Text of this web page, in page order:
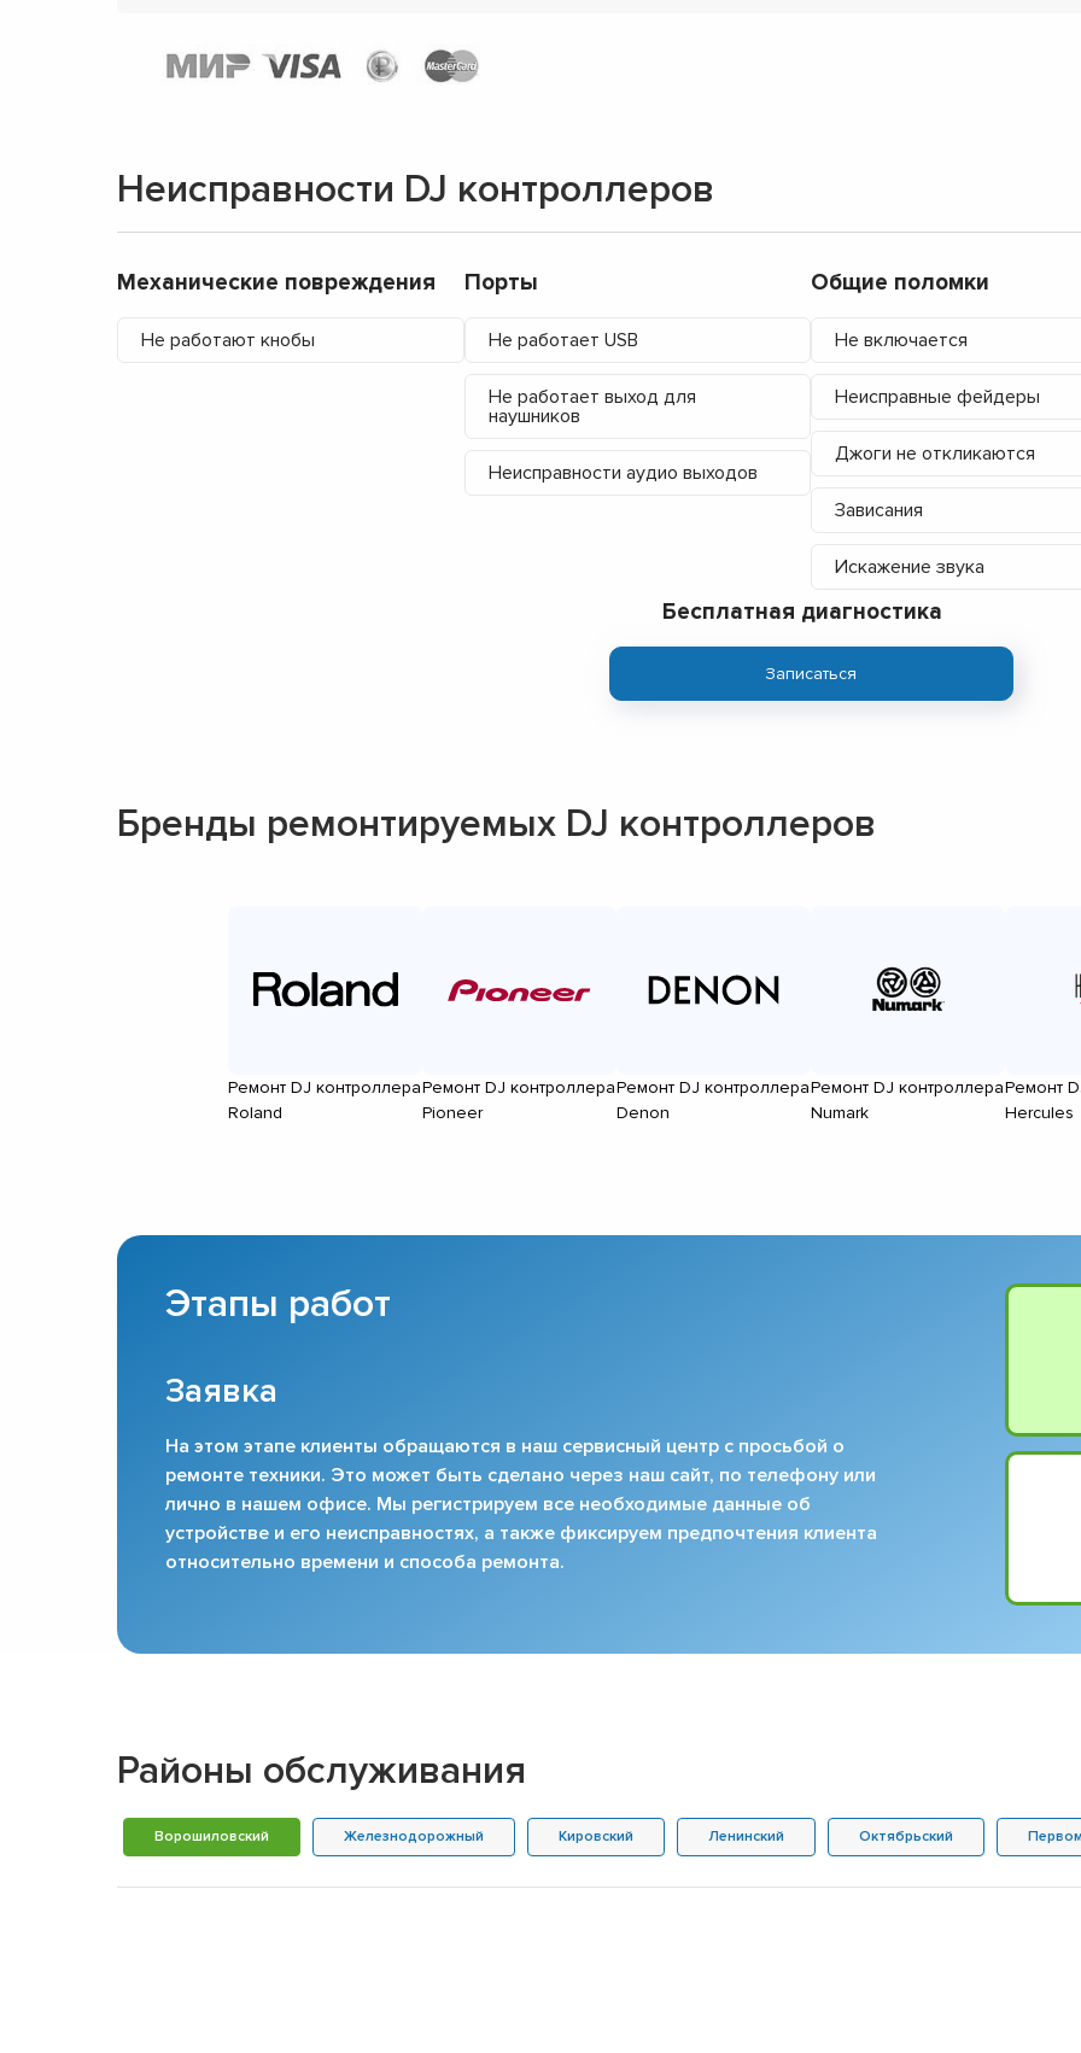
Неисправности DJ контроллеров
Механические повреждения
Не работают кнобы
Порты
Не работает USB
Не работает выход для
наушников
Неисправности аудио выходов
Общие поломки
Не включается
Неисправные фейдеры
Джоги не откликаются
Зависания
Искажение звука
Бесплатная диагностика
Записаться
Бренды ремонтируемых DJ контроллеров
Ремонт DJ контроллера
Roland
Ремонт DJ контроллера
Pioneer
Ремонт DJ контроллера
Denon
Ремонт DJ контроллера
Numark
Ремонт
Hercules
Этапы работ
Заявка
На этом этапе клиенты обращаются в наш сервисный центр с просьбой о
ремонте техники. Это может быть сделано через наш сайт, по телефону или
лично в нашем офисе. Мы регистрируем все необходимые данные об
устройстве и его неисправностях, а также фиксируем предпочтения клиента
относительно времени и способа ремонта.
Районы обслуживания
Ворошиловский Железнодорожный Кировский Ленинский Октябрьский